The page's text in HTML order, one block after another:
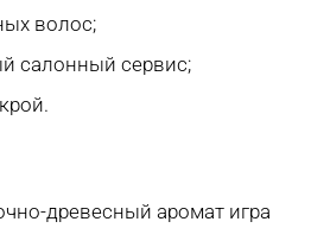
волос;
салонный сервис;
древесный аромат игра